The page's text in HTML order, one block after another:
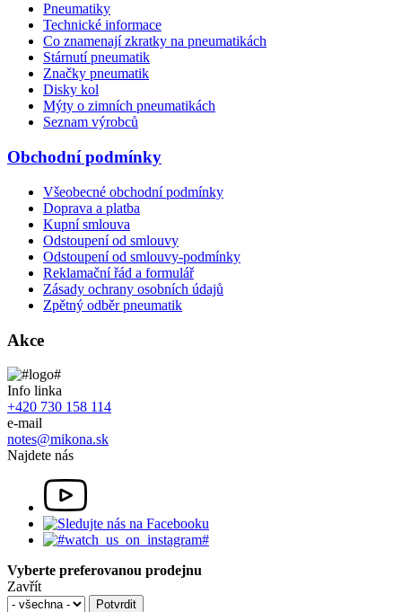
Pneumatiky
Technické informace
Co znamenají zkratky na pneumatikách
Stárnutí pneumatik
Značky pneumatik
Disky kol
Mýty o zimních pneumatikách
Seznam výrobců
Obchodní podmínky
Všeobecné obchodní podmínky
Doprava a platba
Kupní smlouva
Odstoupení od smlouvy
Odstoupení od smlouvy-podmínky
Reklamační řád a formulář
Zásady ochrany osobních údajů
Zpětný odběr pneumatik
Akce
Info linka
+420 730 158 114
e-mail
notes@mikona.sk
Najdete nás
Vyberte preferovanou prodejnu
Zavřít